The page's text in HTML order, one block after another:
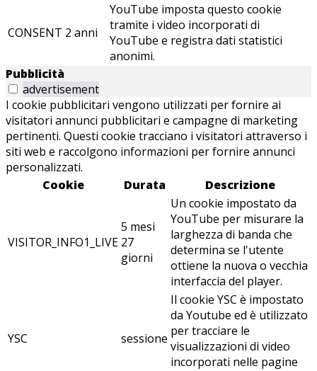
CONSENT 2 anni
YouTube imposta questo cookie
tramite i video incorporati di
YouTube e registra dati statistici
anonimi.
Pubblicità
advertisement
I cookie pubblicitari vengono utilizzati per fornire ai
visitatori annunci pubblicitari e campagne di marketing
pertinenti. Questi cookie tracciano i visitatori attraverso i
siti web e raccolgono informazioni per fornire annunci
personalizzati.
Cookie
Durata Descrizione
VISITOR_INFO1_LIVE
5 mesi
27
giorni
Un cookie impostato da
YouTube per misurare la
larghezza di banda che
determina se l'utente
ottiene la nuova o vecchia
interfaccia del player.
YSC sessione
Il cookie YSC è impostato
da Youtube ed è utilizzato
per tracciare le
visualizzazioni di video
incorporati nelle pagine